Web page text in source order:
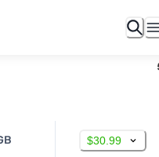
$30.99